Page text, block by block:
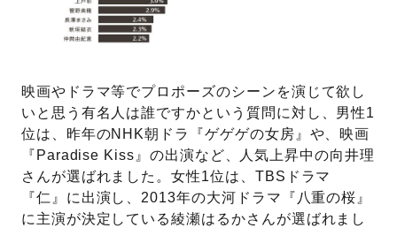
映画やドラマ等でプロポーズのシーンを演じて欲し
いと思う有名人は誰ですかという質問に対し、男性1
位は、昨年のNHK朝ドラ『ゲゲゲの女房』や、映画
『Paradise Kiss』の出演など、人気上昇中の向井理
さんが選ばれました。女性1位は、TBSドラマ
『仁』に出演し、2013年の大河ドラマ『八重の桜』
に主演が決定している綾瀬はるかさんが選ばれまし